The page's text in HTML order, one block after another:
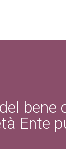
bene
Ente